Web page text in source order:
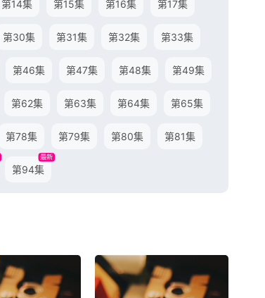
第14集 第15集 第16集 第17集
第30集 第31集 第32集 第33集
第46集 第47集 第48集 第49集
第62集 第63集 第64集 第65集
第78集 第79集 第80集 第81集
第94集
最新